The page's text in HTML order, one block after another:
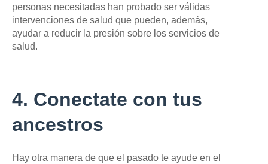
personas necesitadas han probado ser válidas
intervenciones de salud que pueden, además,
ayudar a reducir la presión sobre los servicios de
salud.
4. Conectate con tus
ancestros
Hay otra manera de que el pasado te ayude en el